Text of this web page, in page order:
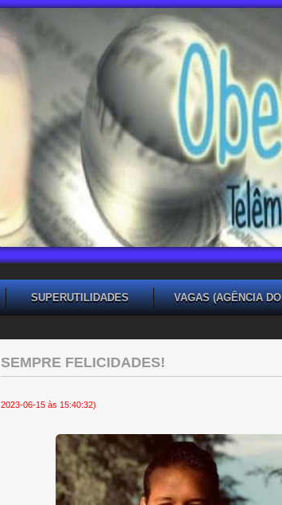
SUPERUTILIDADES
VAGAS (AGÊNCIA DO
SEMPRE FELICIDADES!
2023-06-15 às 15:40:32)